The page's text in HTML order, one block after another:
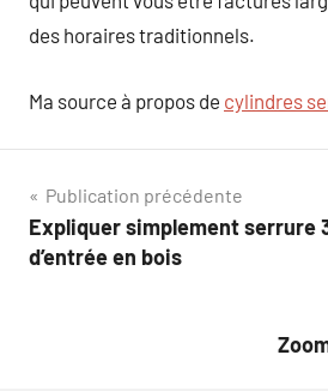
des horaires traditionnels.
Ma source à propos de cylindres
Navigation
de
Publication précédente
Expliquer simplement serrure
d’entrée en bois